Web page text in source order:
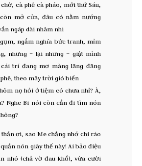
cà phê cà pháo, mới thứ Sáu,
mở cửa, đâu có nằm nướng
ngáp dài nhâm nhi
ngắm nghía bức tranh, mỉm
nhưng – lại nhưng – giật mình
trí đang mơ màng lãng đãng
theo mây trời gió biển
nọ hỏi ở tiệm có chưa nhỉ? À,
Nghe Bi nói còn cần đi tìm nón
ơi, sao Me chẳng nhớ chi ráo
nón giày thế này! Ai bảo điệu
nhó (chả vờ đau khổ), vừa cười